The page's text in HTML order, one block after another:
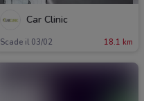
Car Clinic
Scade il 03/02 18.1 km